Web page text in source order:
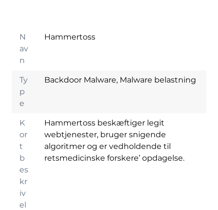
N
av
n
Hammertoss
Ty
p
e
Backdoor Malware, Malware belastning
K
or
t
b
es
kr
iv
el
Hammertoss beskæftiger legit
webtjenester, bruger snigende
algoritmer og er vedholdende til
retsmedicinske forskere’ opdagelse.